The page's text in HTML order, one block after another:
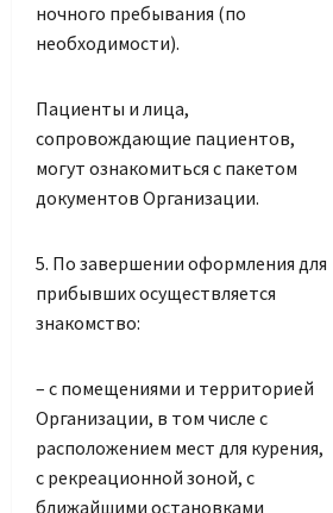
ночного пребывания (по
необходимости).
Пациенты и лица,
сопровождающие пациентов,
могут ознакомиться с пакетом
документов Организации.
5. По завершении оформления для
прибывших осуществляется
знакомство:
– с помещениями и территорией
Организации, в том числе с
расположением мест для курения,
с рекреационной зоной, с
ближайшими остановками